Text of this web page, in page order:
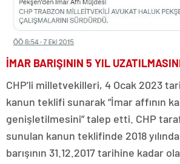
İMAR BARIŞININ 5 YIL
CHP’li milletvekilleri, 4 Ocak 2023
kanun teklifi sunarak “İmar affının
genişletilmesini” talep etti. CHP
sunulan kanun teklifinde 2018
barışının 31.12.2017 tarihine kadar